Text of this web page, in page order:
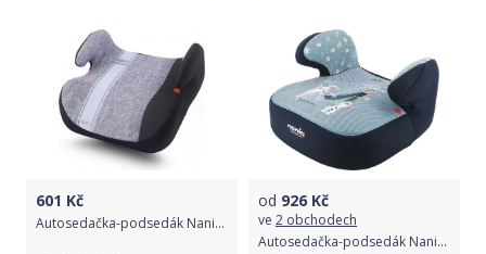
601 Kč
Autosedačka-podsedák Nania Topo Comfort Linea blue 2020, Šedá
od 926 Kč
ve 2 obchodech
Autosedačka-podsedák Nania Dream Varianta: Luxe FROZEN 2022 - multicolor